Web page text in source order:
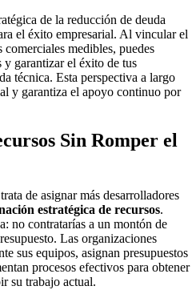
de la reducción de deuda
el éxito empresarial. Al vincular el
medibles, puedes
y garantizar el éxito de tus
técnica. Esta perspectiva a largo
y garantiza el apoyo continuo por
Sin Romper el
de asignar más desarrolladores
estratégica de recursos.
no contratarías a un montón de
Las organizaciones
sus equipos, asignan presupuestos
procesos efectivos para obtener
su trabajo actual.